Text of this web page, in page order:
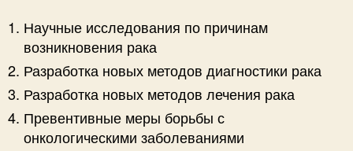
Научные исследования по причинам
возникновения рака
Разработка новых методов диагностики рака
Разработка новых методов лечения рака
Превентивные меры борьбы с
онкологическими заболеваниями